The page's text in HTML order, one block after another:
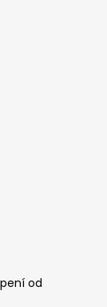
od